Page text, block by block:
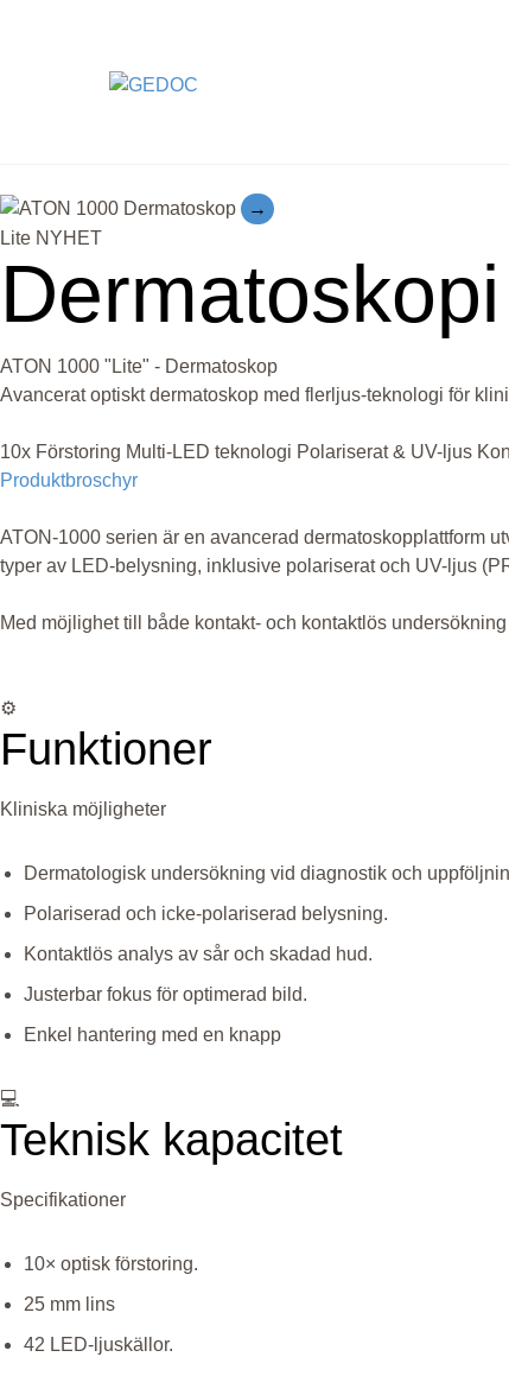
→
Lite NYHET
Dermatoskopi
ATON 1000 "Lite" - Dermatoskop
Avancerat optiskt dermatoskop med flerljus-teknologi för
10x Förstoring Multi-LED teknologi Polariserat & UV-ljus
Produktbroschyr
ATON-1000 serien är en avancerad dermatoskopplattform
typer av LED-belysning, inklusive polariserat och UV-ljus
Med möjlighet till både kontakt- och kontaktlös
⚙️
Funktioner
Kliniska möjligheter
Dermatologisk undersökning vid diagnostik och
Polariserad och icke-polariserad belysning.
Kontaktlös analys av sår och skadad hud.
Justerbar fokus för optimerad bild.
Enkel hantering med en knapp
💻
Teknisk kapacitet
Specifikationer
10× optisk förstoring.
25 mm lins
42 LED-ljuskällor.